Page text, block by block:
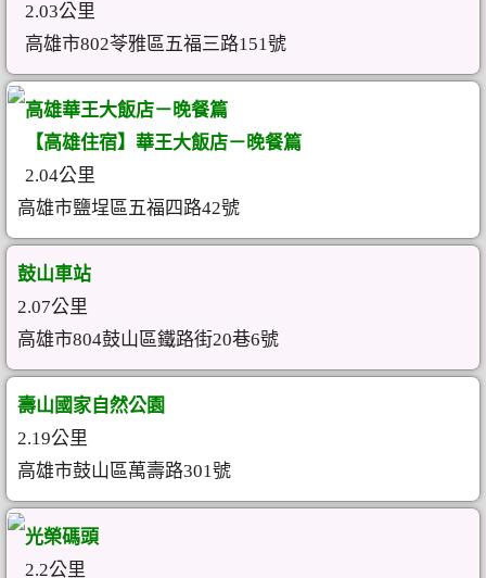
2.03公里
高雄市802苓雅區五福三路151號
高雄華王大飯店－晚餐篇
【高雄住宿】華王大飯店－晚餐篇
2.04公里
高雄市鹽埕區五福四路42號
鼓山車站
2.07公里
高雄市804鼓山區鐵路街20巷6號
壽山國家自然公園
2.19公里
高雄市鼓山區萬壽路301號
光榮碼頭
2.2公里